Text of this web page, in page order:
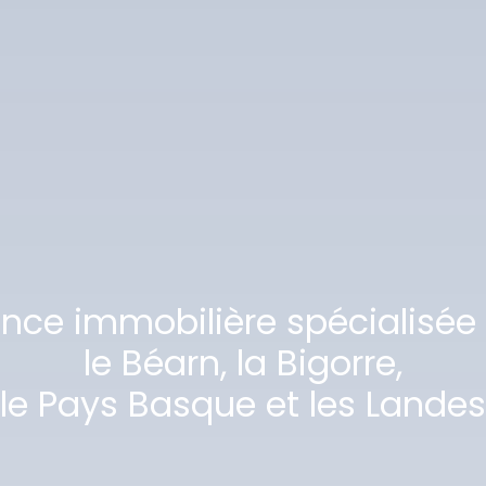
immobilière
le Béarn, la Bigorre,
le Pays Basque et les Landes